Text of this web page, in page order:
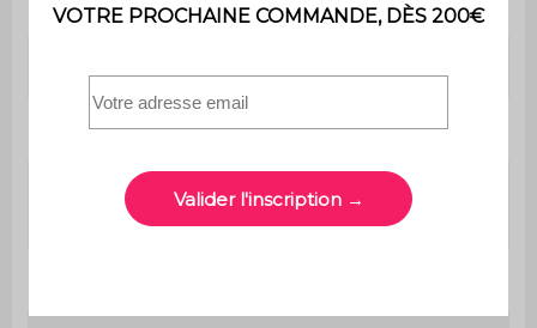
Plateau 27 x 26 x H2,2cm
Dimensions
intérieures
30 x 28 x 12cm